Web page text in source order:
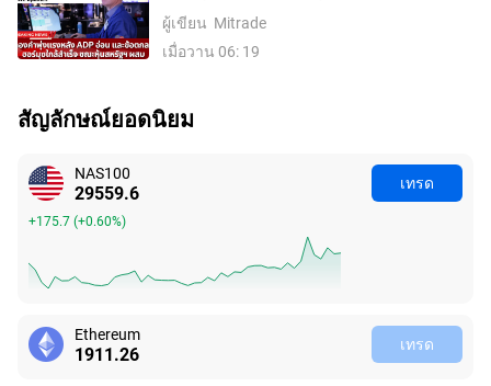
และข้อตกลงฮอร์มุซใกล้สำเร็จ ขณะหุ้น
สหรัฐฯ ผสม
ผู้เขียน Mitrade
เมื่อวาน 06: 19
สัญลักษณ์ยอดนิยม
NAS100
29559.6
+175.7(+0.60%)
เทรด
Ethereum
1911.26 เทรด